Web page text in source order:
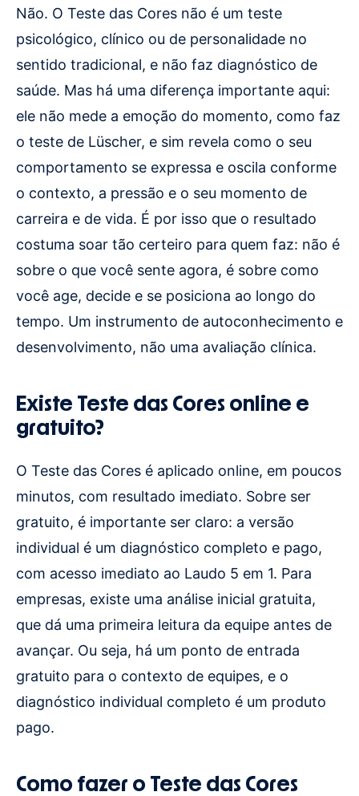
Não. O Teste das Cores não é um teste
psicológico, clínico ou de personalidade no
sentido tradicional, e não faz diagnóstico de
saúde. Mas há uma diferença importante aqui:
ele não mede a emoção do momento, como faz
o teste de Lüscher, e sim revela como o seu
comportamento se expressa e oscila conforme
o contexto, a pressão e o seu momento de
carreira e de vida. É por isso que o resultado
costuma soar tão certeiro para quem faz: não é
sobre o que você sente agora, é sobre como
você age, decide e se posiciona ao longo do
tempo. Um instrumento de autoconhecimento e
desenvolvimento, não uma avaliação clínica.
Existe Teste das Cores online e
gratuito?
O Teste das Cores é aplicado online, em poucos
minutos, com resultado imediato. Sobre ser
gratuito, é importante ser claro: a versão
individual é um diagnóstico completo e pago,
com acesso imediato ao Laudo 5 em 1. Para
empresas, existe uma análise inicial gratuita,
que dá uma primeira leitura da equipe antes de
avançar. Ou seja, há um ponto de entrada
gratuito para o contexto de equipes, e o
diagnóstico individual completo é um produto
pago.
Como fazer o Teste das Cores